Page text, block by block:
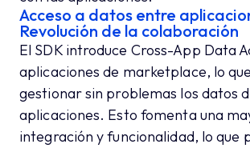
Acceso a datos entre
Revolución de la colaboración
El SDK introduce Cross-App Data
aplicaciones de marketplace, lo
gestionar sin problemas los datos
aplicaciones. Esto fomenta una
integración y funcionalidad, lo que